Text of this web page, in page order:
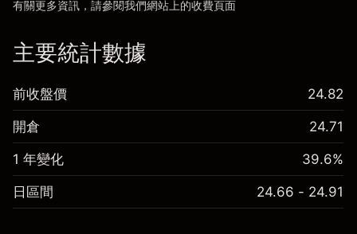
有關更多資訊，請參閱我們網站上的收費頁面
主要統計數據
前收盤價 24.82
開倉 24.71
1 年變化 39.6%
日區間 24.66 - 24.91